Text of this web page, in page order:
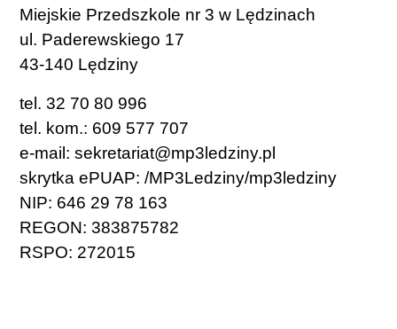
Miejskie Przedszkole nr 3 w Lędzinach
ul. Paderewskiego 17
43-140 Lędziny
tel. 32 70 80 996
tel. kom.: 609 577 707
e-mail: sekretariat@mp3ledziny.pl
skrytka ePUAP: /MP3Ledziny/mp3ledziny
NIP: 646 29 78 163
REGON: 383875782
RSPO: 272015